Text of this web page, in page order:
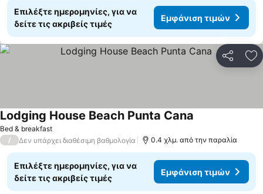
Επιλέξτε ημερομηνίες, για να
δείτε τις ακριβείς τιμές
Εμφάνιση τιμών
Bed & breakfast
Lodging House Beach Punta Cana
/ Δεν υπάρχει διαθέσιμη βαθμολογία 0.4 χλμ. από την παραλία
Επιλέξτε ημερομηνίες, για να
δείτε τις ακριβείς τιμές
Εμφάνιση τιμών